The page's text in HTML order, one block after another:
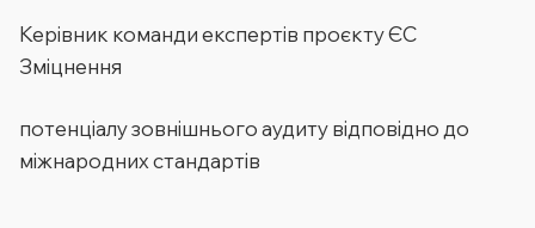
Керівник команди експертів проєкту ЄС
Зміцнення
потенціалу зовнішнього аудиту відповідно до
міжнародних стандартів